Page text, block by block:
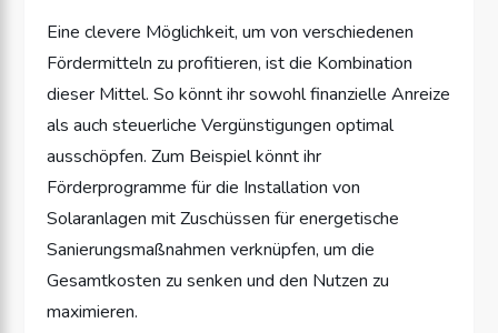
Eine clevere Möglichkeit, um von verschiedenen
Fördermitteln zu profitieren, ist die Kombination
dieser Mittel. So könnt ihr sowohl finanzielle Anreize
als auch steuerliche Vergünstigungen optimal
ausschöpfen. Zum Beispiel könnt ihr
Förderprogramme für die Installation von
Solaranlagen mit Zuschüssen für energetische
Sanierungsmaßnahmen verknüpfen, um die
Gesamtkosten zu senken und den Nutzen zu
maximieren.